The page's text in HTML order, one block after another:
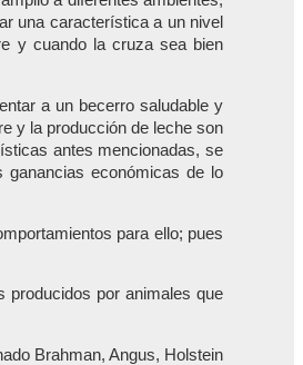
una característica a un nivel
y cuando la cruza sea bien
a un becerro saludable y
y la producción de leche son
antes mencionadas, se
económicas de lo
para ello; pues
producidos por animales que
Brahman, Angus, Holstein